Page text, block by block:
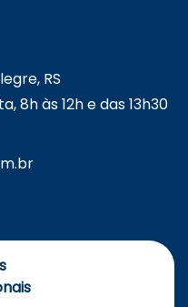
RS
8h às 12h e das 13h30